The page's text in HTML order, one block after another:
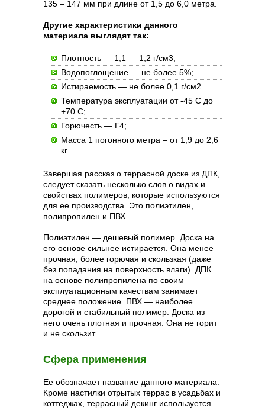
135 – 147 мм при длине от 1,5 до 6,0 метра.
Другие характеристики данного
материала выглядят так:
Плотность — 1,1 — 1,2 г/см3;
Водопоглощение — не более 5%;
Истираемость — не более 0,1 г/см2
Температура эксплуатации от -45 C до
+70 С;
Горючесть — Г4;
Масса 1 погонного метра – от 1,9 до 2,6
кг.
Завершая рассказ о террасной доске из ДПК,
следует сказать несколько слов о видах и
свойствах полимеров, которые используются
для ее производства. Это полиэтилен,
полипропилен и ПВХ.
Полиэтилен — дешевый полимер. Доска на
его основе сильнее истирается. Она менее
прочная, более горючая и скользкая (даже
без попадания на поверхность влаги). ДПК
на основе полипропилена по своим
эксплуатационным качествам занимает
среднее положение. ПВХ — наиболее
дорогой и стабильный полимер. Доска из
него очень плотная и прочная. Она не горит
и не скользит.
Сфера применения
Ее обозначает название данного материала.
Кроме настилки отрытых террас в усадьбах и
коттеджах, террасный декинг используется